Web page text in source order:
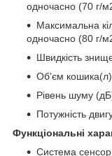
одночасно (70 г/м
Максимальна
одночасно (80 г/м
Швидкість
Об'єм
Рівень шуму
Потужність
Функціональні
Система